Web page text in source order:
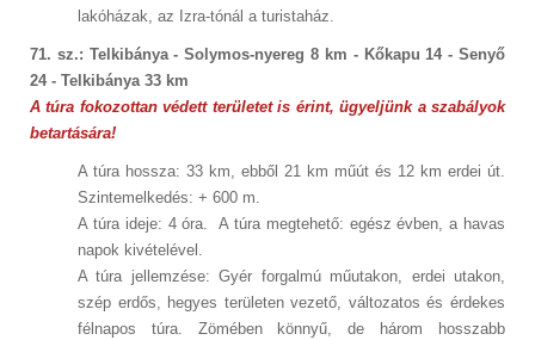
lakóházak, az Izra-tónál a turistaház.
71. sz.: Telkibánya - Solymos-nyereg 8 km - Kőkapu 14 - Senyő
24 - Telkibánya 33 km
A túra fokozottan védett területet is érint, ügyeljünk a szabályok
betartására!
A túra hossza: 33 km, ebből 21 km műút és 12 km erdei út.
Szintemelkedés: + 600 m.
A túra ideje: 4 óra. A túra megtehető: egész évben, a havas
napok kivételével.
A túra jellemzése: Gyér forgalmú műutakon, erdei utakon,
szép erdős, hegyes területen vezető, változatos és érdekes
félnapos túra. Zömében könnyű, de három hosszabb